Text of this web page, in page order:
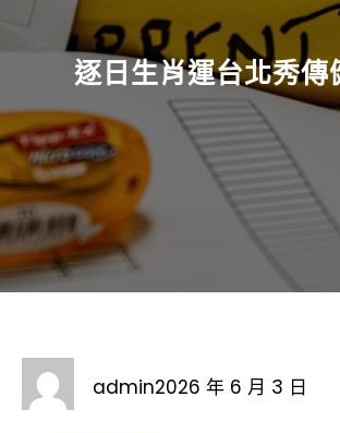
逐日生肖運台北秀傳
admin2026 年 6 月 3 日